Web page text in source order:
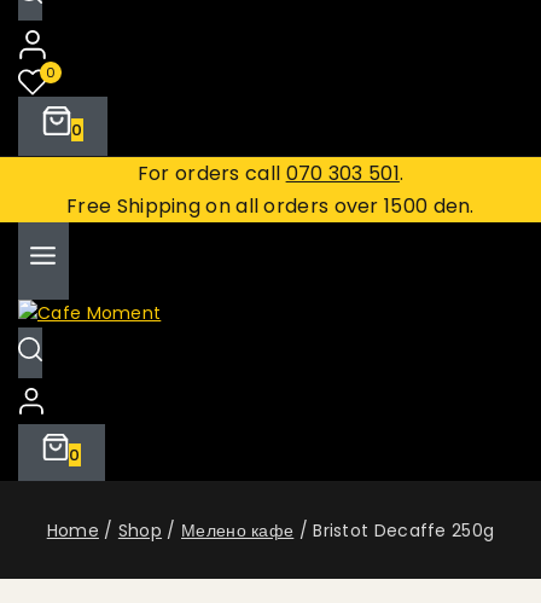
0
0
For orders call 070 303 501.
Free Shipping on all orders over 1500 den.
0
Home / Shop / Мелено кафе / Bristot Decaffe 250g